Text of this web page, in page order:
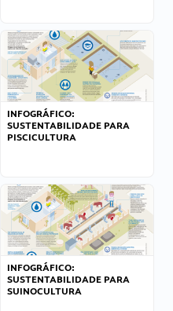
INFOGRÁFICO:
SUSTENTABILIDADE PARA
PISCICULTURA
INFOGRÁFICO:
SUSTENTABILIDADE PARA
SUINOCULTURA